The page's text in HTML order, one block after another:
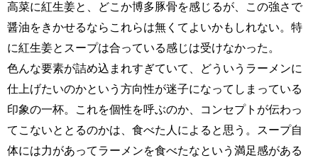
高菜に紅生姜と、どこか博多豚骨を感じるが、この強さで
醤油をきかせるならこれらは無くてよいかもしれない。特
に紅生姜とスープは合っている感じは受けなかった。
色んな要素が詰め込まれすぎていて、どういうラーメンに
仕上げたいのかという方向性が迷子になってしまっている
印象の一杯。これを個性を呼ぶのか、コンセプトが伝わっ
てこないととるのかは、食べた人によると思う。スープ自
体には力があってラーメンを食べたなという満足感がある